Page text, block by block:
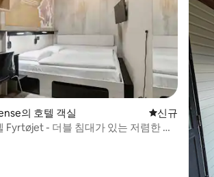
의 호텔 객실 신규 숙소
신규
Fyrtøjet - 더블 침대가 있는 저렴한 객